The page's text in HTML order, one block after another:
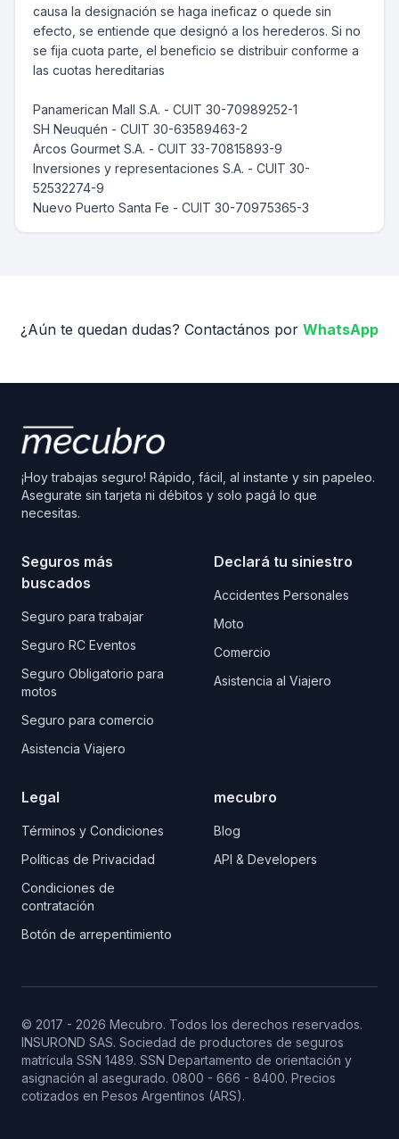
causa la designación se haga ineficaz o quede sin
efecto, se entiende que designó a los herederos. Si no
se fija cuota parte, el beneficio se distribuir conforme a
las cuotas hereditarias
Panamerican Mall S.A. - CUIT 30-70989252-1
SH Neuquén - CUIT 30-63589463-2
Arcos Gourmet S.A. - CUIT 33-70815893-9
Inversiones y representaciones S.A. - CUIT 30-
52532274-9
Nuevo Puerto Santa Fe - CUIT 30-70975365-3
¿Aún te quedan dudas? Contactános por WhatsApp
¡Hoy trabajas seguro! Rápido, fácil, al instante y sin papeleo.
Asegurate sin tarjeta ni débitos y solo pagá lo que
necesitas.
Seguros más
buscados
Seguro para trabajar
Seguro RC Eventos
Seguro Obligatorio para
motos
Seguro para comercio
Asistencia Viajero
Declará tu siniestro
Accidentes Personales
Moto
Comercio
Asistencia al Viajero
Legal
Términos y Condiciones
Políticas de Privacidad
Condiciones de
contratación
Botón de arrepentimiento
mecubro
Blog
API & Developers
© 2017 - 2026 Mecubro. Todos los derechos reservados.
INSUROND SAS. Sociedad de productores de seguros
matrícula SSN 1489. SSN Departamento de orientación y
asignación al asegurado. 0800 - 666 - 8400. Precios
cotizados en Pesos Argentinos (ARS).